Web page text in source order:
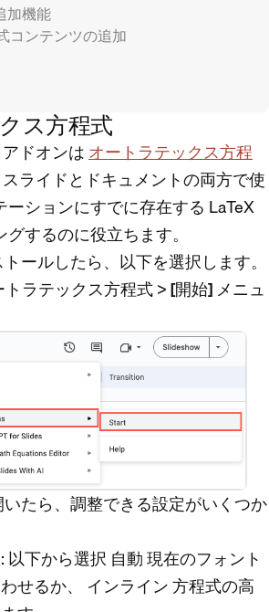
加機能
コンテンツの追加
ス方程式
ドオンは オートラテックス方程
ライドとドキュメントの両方で使
ションにすでに存在する LaTeX
するのに役立ちます。
ールしたら、以下を選択します。
トラテックス方程式>[開始] メニュ
たら、調整できる設定がいくつか
: 以下から選択 自動現在のフォント
せるか、 インライン方程式の高